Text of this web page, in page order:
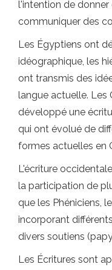
l'intention de
communiquer des
Les Égyptiens ont
idéographique, les
ont transmis des
langue actuelle. Les
développé une
qui ont évolué de
formes actuelles en
L'écriture
la participation de
que les Phéniciens,
incorporant
divers soutiens
Les Écritures sont